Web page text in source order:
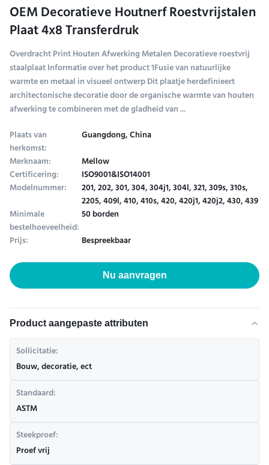
OEM Decoratieve Houtnerf Roestvrijstalen
Plaat 4x8 Transferdruk
Overdracht Print Houten Afwerking Metalen Decoratieve roestvrij
staalplaat Informatie over het product 1Fusie van natuurlijke
warmte en metaal in visueel ontwerp Dit plaatje herdefinieert
architectonische decoratie door de organische warmte van houten
afwerking te combineren met de gladheid van ...
Plaats van
herkomst:
Guangdong, China
Merknaam:
Mellow
Certificering: ISO9001&ISO14001
Modelnummer: 201, 202, 301, 304, 304j1, 304l, 321, 309s, 310s,
2205, 409l, 410, 410s, 420, 420j1, 420j2, 430, 439
Minimale
bestelhoeveelheid:
50 borden
Prijs:
Bespreekbaar
Nu aanvragen
Product aangepaste attributen
Sollicitatie:
Bouw, decoratie, ect
Standaard:
ASTM
Steekproef:
Proef vrij